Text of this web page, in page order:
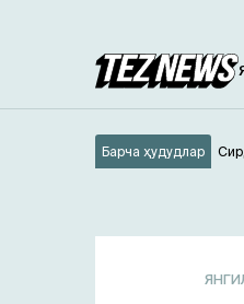
Барча ҳудудлар